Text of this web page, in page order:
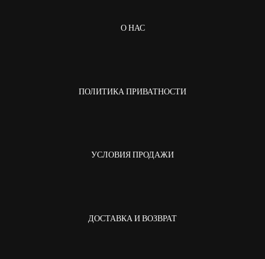
О НАС
ПОЛИТИКА ПРИВАТНОСТИ
УСЛОВИЯ ПРОДАЖИ
ДОСТАВКА И ВОЗВРАТ